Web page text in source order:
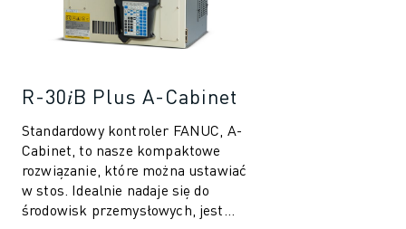
R-30𝑖B Plus A-Cabinet
Standardowy kontroler FANUC, A-
Cabinet, to nasze kompaktowe
rozwiązanie, które można ustawiać
w stos. Idealnie nadaje się do
środowisk przemysłowych, jest